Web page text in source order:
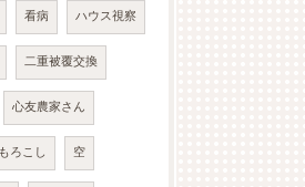
看病 ハウス視察
二重被覆交換
心友農家さん
ろこし 空